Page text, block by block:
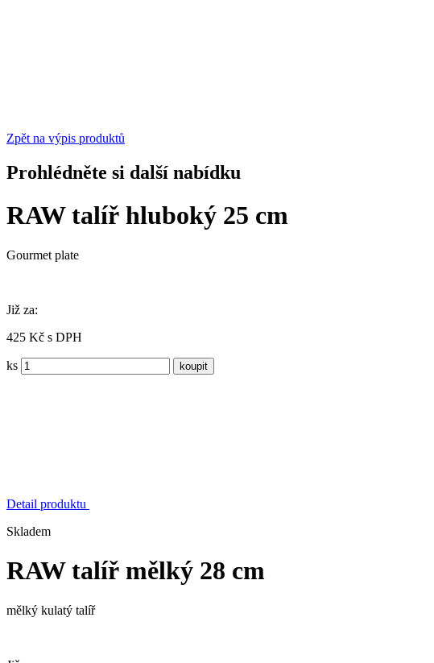
Zpět na výpis produktů
Prohlédněte si další nabídku
RAW talíř hluboký 25 cm
Gourmet plate
Již za:
425 Kč s DPH
ks
Detail produktu
Skladem
RAW talíř mělký 28 cm
mělký kulatý talíř